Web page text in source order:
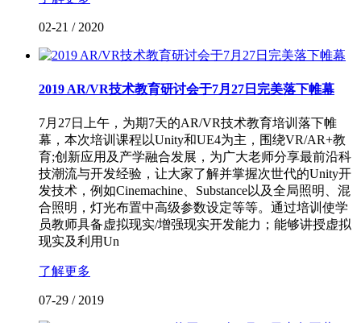
02-21 / 2020
2019 AR/VR技术教育研讨会于7月27日完美落下帷幕
7月27日上午，为期7天的AR/VR技术教育培训落下帷
幕，本次培训课程以Unity和UE4为主，围绕VR/AR+教
育;创新应用及产学融合发展，为广大老师分享最前沿科
技潮流与开发经验，让大家了解并掌握次世代的Unity开
发技术，例如Cinemachine、Substance以及全局照明、混
合照明，灯光布置中高级参数设定等等。通过培训使学
员教师具备虚拟现实/增强现实开发能力；能够讲授虚拟
现实及利用Un
了解更多
07-29 / 2019